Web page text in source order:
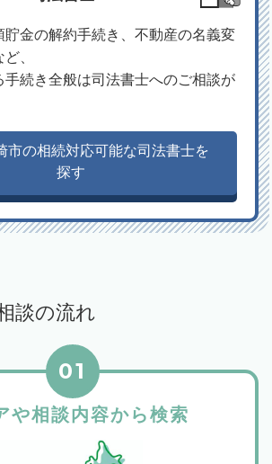
貯金の解約手続き、不動産の名義変
、
手続き全般は司法書士へのご相談が
市の相続対応可能な司法書士を
探す
談の流れ
や相談内容から検索
01